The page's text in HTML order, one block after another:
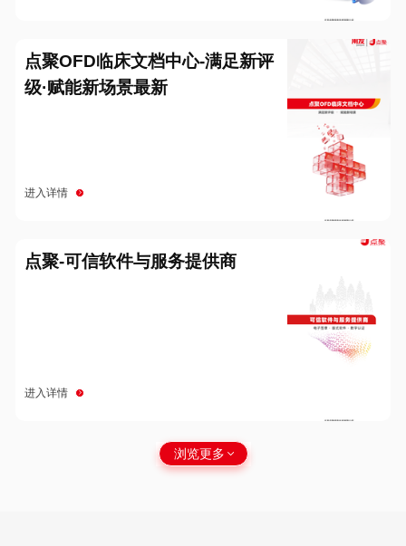
点聚OFD临床文档中心-满足新评
级·赋能新场景最新
进入详情
点聚-可信软件与服务提供商
进入详情
浏览更多